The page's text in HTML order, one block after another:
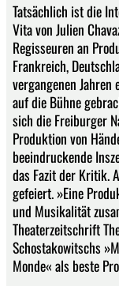
Tatsächlich ist die
Vita von Julien
Regisseuren an
Frankreich,
vergangenen
auf die Bühne
sich die Freiburger
Produktion von
beeindruckende
das Fazit der Kritik.
gefeiert. »Eine
und Musikalität
Theaterzeitschrift
Schostakowitschs
Monde« als beste